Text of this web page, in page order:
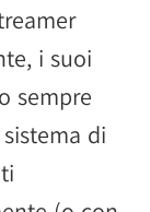
i suoi
sempre
di